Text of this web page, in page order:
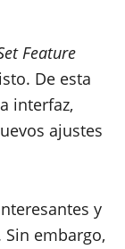
Feature
De esta
interfaz,
ajustes
y
embargo,